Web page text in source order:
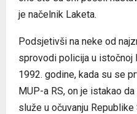
je načelnik Laketa.
Podsjetivši na neke od
sprovodi policija u istočnoj
1992. godine, kada su se
MUP-a RS, on je istakao
služe u očuvanju